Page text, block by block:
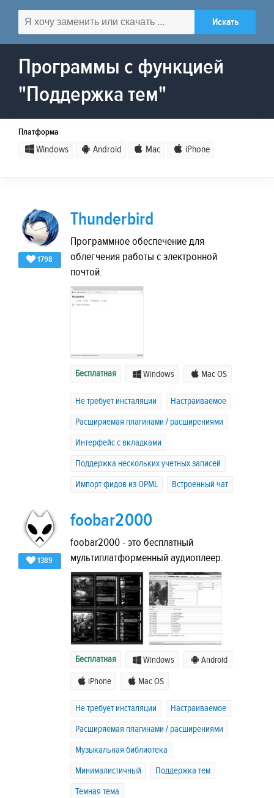
Программы с функцией
"Поддержка тем"
Платформа
Windows Android Mac iPhone
1798
Thunderbird
Программное обеспечение для
облегчения работы с электронной
почтой.
Бесплатная Windows Mac OS
Не требует инсталяции
Настраиваемое
Расширяемая плагинами / расширениями
Интерфейс с вкладками
Поддержка нескольких учетных записей
Импорт фидов из OPML
Встроенный чат
1389
foobar2000
foobar2000 - это бесплатный
мультиплатформенный аудиоплеер.
Бесплатная Windows Android
iPhone Mac OS
Не требует инсталяции
Настраиваемое
Расширяемая плагинами / расширениями
Музыкальная библиотека
Минималистичный
Поддержка тем
Темная тема